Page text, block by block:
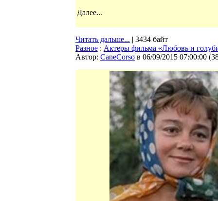
Далее...
Читать дальше... | 3434 байт
Разное : Актеры фильма «Любовь и
Автор: CaneCorso в 06/09/2015 07:00:00 (